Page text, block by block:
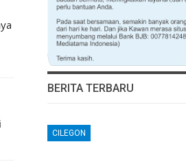
BERITA TERBARU
CILEGON